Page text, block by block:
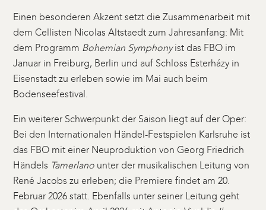
Einen besonderen Akzent setzt die Zusammenarbeit mit
dem Cellisten Nicolas Altstaedt zum Jahresanfang: Mit
dem Programm Bohemian Symphonyist das FBO im
Januar in Freiburg, Berlin und auf Schloss Esterházy in
Eisenstadt zu erleben sowie im Mai auch beim
Bodenseefestival.
Ein weiterer Schwerpunkt der Saison liegt auf der Oper:
Bei den Internationalen Händel-Festspielen Karlsruhe ist
das FBO mit einer Neuproduktion von Georg Friedrich
Händels Tamerlano unter der musikalischen Leitung von
René Jacobs zu erleben; die Premiere findet am 20.
Februar 2026 statt. Ebenfalls unter seiner Leitung geht